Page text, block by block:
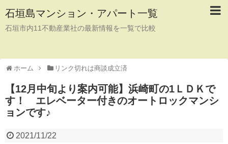
石垣島マンション・アパート一覧
石垣市内11不動産業社の最新情報を一覧で比較
ホーム リンク切れは商談成立済
【12月中旬より案内可能】浜崎町の1ＬＤＫで
す！ エレベーター付きのオートロックマンシ
ョンです♪
2021/11/22